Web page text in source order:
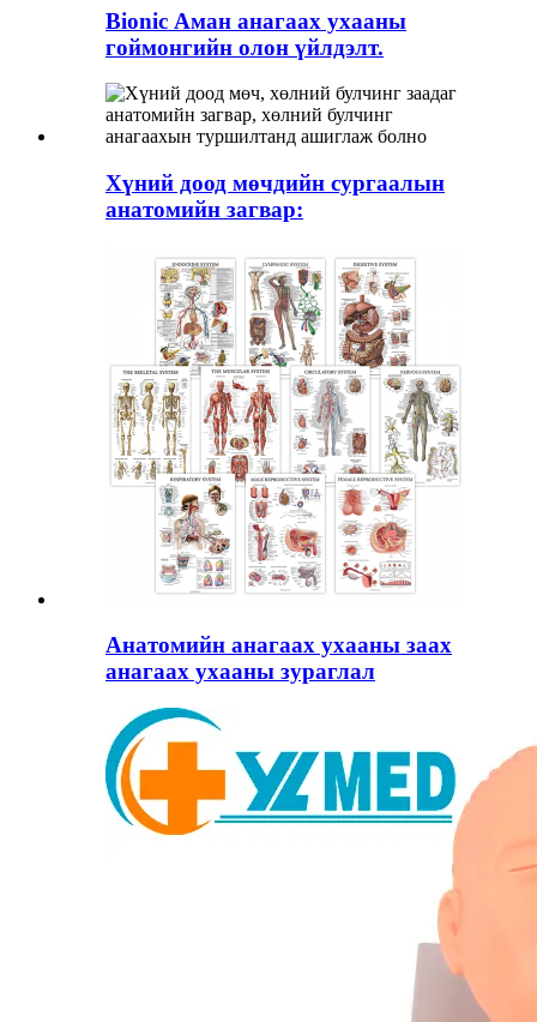
Bionic Аман анагаах ухааны
гоймонгийн олон үйлдэлт.
Хүний доод мөчдийн сургаалын
анатомийн загвар:
Анатомийн анагаах ухааны заах
анагаах ухааны зураглал